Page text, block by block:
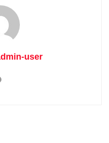
user